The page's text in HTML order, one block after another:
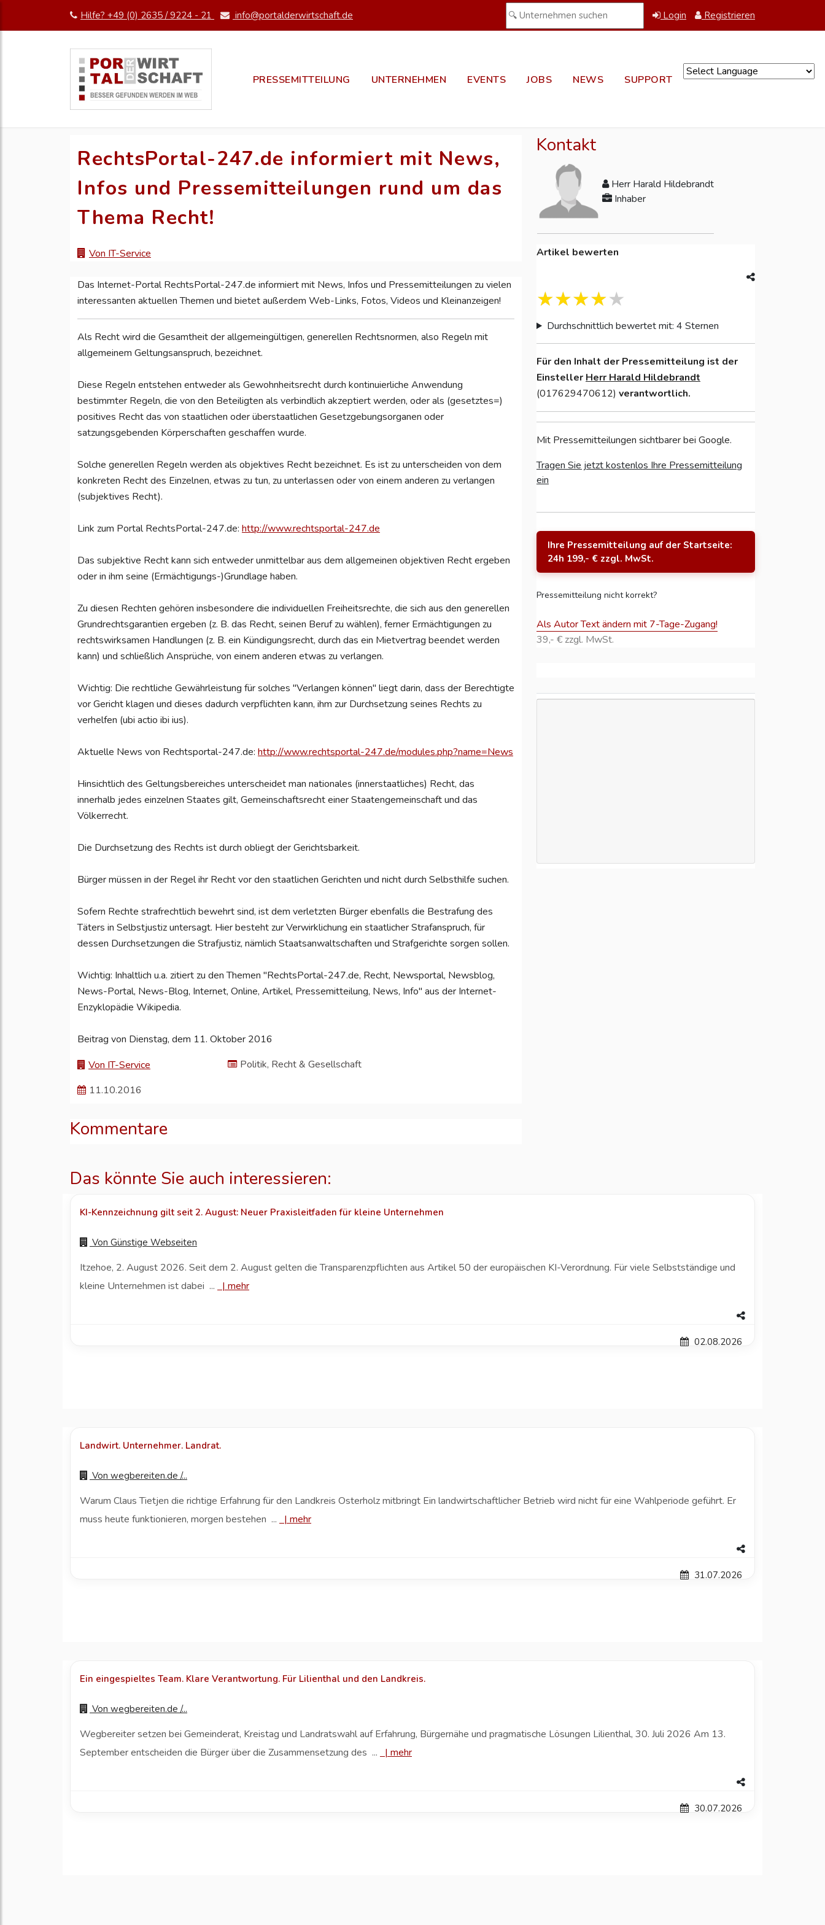
Hilfe? +49 (0) 2635 / 9224 - 21 info@portalderwirtschaft.de Login Registrieren
PRESSEMITTEILUNG UNTERNEHMEN EVENTS JOBS NEWS SUPPORT
RechtsPortal-247.de informiert mit News,
Infos und Pressemitteilungen rund um das
Thema Recht!
Von IT-Service
Das Internet-Portal RechtsPortal-247.de informiert mit News, Infos und Pressemitteilungen zu vielen
interessanten aktuellen Themen und bietet außerdem Web-Links, Fotos, Videos und Kleinanzeigen!
Als Recht wird die Gesamtheit der allgemeingültigen, generellen Rechtsnormen, also Regeln mit
allgemeinem Geltungsanspruch, bezeichnet.
Diese Regeln entstehen entweder als Gewohnheitsrecht durch kontinuierliche Anwendung
bestimmter Regeln, die von den Beteiligten als verbindlich akzeptiert werden, oder als (gesetztes=)
positives Recht das von staatlichen oder überstaatlichen Gesetzgebungsorganen oder
satzungsgebenden Körperschaften geschaffen wurde.
Solche generellen Regeln werden als objektives Recht bezeichnet. Es ist zu unterscheiden von dem
konkreten Recht des Einzelnen, etwas zu tun, zu unterlassen oder von einem anderen zu verlangen
(subjektives Recht).
Link zum Portal RechtsPortal-247.de: http://www.rechtsportal-247.de
Das subjektive Recht kann sich entweder unmittelbar aus dem allgemeinen objektiven Recht ergeben
oder in ihm seine (Ermächtigungs-)Grundlage haben.
Zu diesen Rechten gehören insbesondere die individuellen Freiheitsrechte, die sich aus den generellen
Grundrechtsgarantien ergeben (z. B. das Recht, seinen Beruf zu wählen), ferner Ermächtigungen zu
rechtswirksamen Handlungen (z. B. ein Kündigungsrecht, durch das ein Mietvertrag beendet werden
kann) und schließlich Ansprüche, von einem anderen etwas zu verlangen.
Wichtig: Die rechtliche Gewährleistung für solches "Verlangen können" liegt darin, dass der Berechtigte
vor Gericht klagen und dieses dadurch verpflichten kann, ihm zur Durchsetzung seines Rechts zu
verhelfen (ubi actio ibi ius).
Aktuelle News von Rechtsportal-247.de: http://www.rechtsportal-247.de/modules.php?name=News
Hinsichtlich des Geltungsbereiches unterscheidet man nationales (innerstaatliches) Recht, das
innerhalb jedes einzelnen Staates gilt, Gemeinschaftsrecht einer Staatengemeinschaft und das
Völkerrecht.
Die Durchsetzung des Rechts ist durch obliegt der Gerichtsbarkeit.
Bürger müssen in der Regel ihr Recht vor den staatlichen Gerichten und nicht durch Selbsthilfe suchen.
Sofern Rechte strafrechtlich bewehrt sind, ist dem verletzten Bürger ebenfalls die Bestrafung des
Täters in Selbstjustiz untersagt. Hier besteht zur Verwirklichung ein staatlicher Strafanspruch, für
dessen Durchsetzungen die Strafjustiz, nämlich Staatsanwaltschaften und Strafgerichte sorgen sollen.
Wichtig: Inhaltlich u.a. zitiert zu den Themen "RechtsPortal-247.de, Recht, Newsportal, Newsblog,
News-Portal, News-Blog, Internet, Online, Artikel, Pressemitteilung, News, Info" aus der Internet-
Enzyklopädie Wikipedia.
Beitrag von Dienstag, dem 11. Oktober 2016
Von IT-Service
Politik, Recht & Gesellschaft
11.10.2016
Kommentare
Kontakt
Herr Harald Hildebrandt
Inhaber
Artikel bewerten
Durchschnittlich bewertet mit: 4 Sternen
Für den Inhalt der Pressemitteilung ist der
Einsteller Herr Harald Hildebrandt
(017629470612) verantwortlich.
Mit Pressemitteilungen sichtbarer bei Google.
Tragen Sie jetzt kostenlos Ihre Pressemitteilung
ein
Ihre Pressemitteilung auf der Startseite:
24h 199,- € zzgl. MwSt.
Pressemitteilung nicht korrekt?
Als Autor Text ändern mit 7-Tage-Zugang!
39,- € zzgl. MwSt.
Das könnte Sie auch interessieren:
KI-Kennzeichnung gilt seit 2. August: Neuer Praxisleitfaden für kleine Unternehmen
Von Günstige Webseiten
Itzehoe, 2. August 2026. Seit dem 2. August gelten die Transparenzpflichten aus Artikel 50 der europäischen KI-Verordnung. Für viele Selbstständige und
kleine Unternehmen ist dabei ... |mehr
02.08.2026
Landwirt. Unternehmer. Landrat.
Von wegbereiten.de /...
Warum Claus Tietjen die richtige Erfahrung für den Landkreis Osterholz mitbringt Ein landwirtschaftlicher Betrieb wird nicht für eine Wahlperiode geführt. Er
muss heute funktionieren, morgen bestehen ... |mehr
31.07.2026
Ein eingespieltes Team. Klare Verantwortung. Für Lilienthal und den Landkreis.
Von wegbereiten.de /...
Wegbereiter setzen bei Gemeinderat, Kreistag und Landratswahl auf Erfahrung, Bürgernähe und pragmatische Lösungen Lilienthal, 30. Juli 2026 Am 13.
September entscheiden die Bürger über die Zusammensetzung des ... |mehr
30.07.2026